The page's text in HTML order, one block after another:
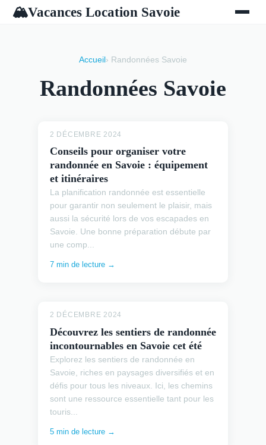
🏔Vacances Location Savoie
Accueil › Randonnées Savoie
Randonnées Savoie
2 DÉCEMBRE 2024
Conseils pour organiser votre
randonnée en Savoie : équipement
et itinéraires
La planification randonnée est essentielle
pour garantir non seulement le plaisir, mais
aussi la sécurité lors de vos escapades en
Savoie. Une bonne préparation débute par
une comp...
7 min de lecture →
2 DÉCEMBRE 2024
Découvrez les sentiers de randonnée
incontournables en Savoie cet été
Explorez les sentiers de randonnée en
Savoie, riches en paysages diversifiés et en
défis pour tous les niveaux. Ici, les chemins
sont une ressource essentielle tant pour les
touris...
5 min de lecture →